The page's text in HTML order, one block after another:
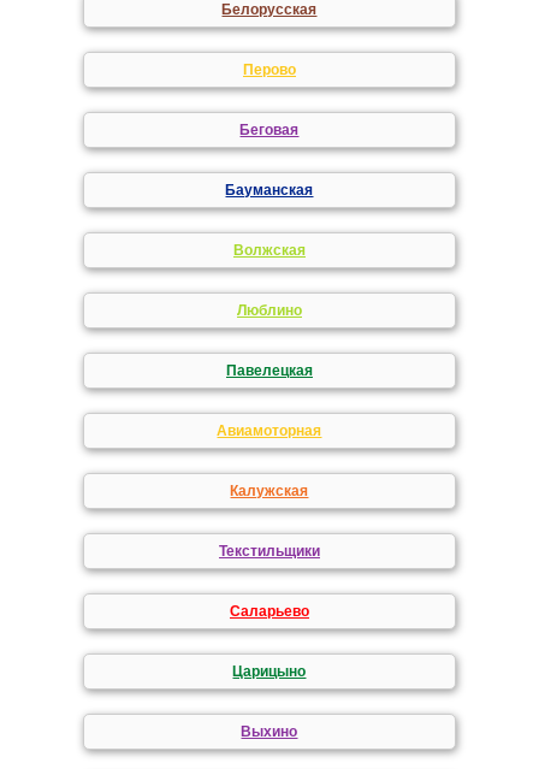
Белорусская
Перово
Беговая
Бауманская
Волжская
Люблино
Павелецкая
Авиамоторная
Калужская
Текстильщики
Саларьево
Царицыно
Выхино